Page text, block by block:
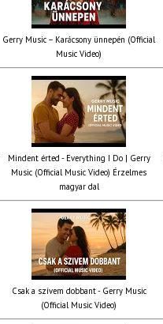
Gerry Music – Karácsony ünnepén (Official
Music Video)
Mindent érted - Everything I Do | Gerry
Music (Official Music Video) Érzelmes
magyar dal
Csak a szívem dobbant - Gerry Music
(Official Music Video)